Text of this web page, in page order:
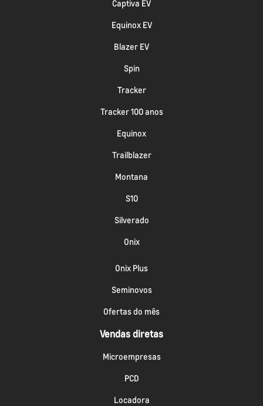
Captiva EV
Equinox EV
Blazer EV
Spin
Tracker
Tracker 100 anos
Equinox
Trailblazer
Montana
S10
Silverado
Onix
Onix Plus
Seminovos
Ofertas do mês
Vendas diretas
Microempresas
PCD
Locadora